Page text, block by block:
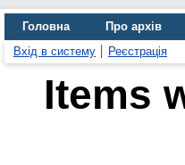
Головна Про архів
Вхід в систему
Реєстрація
Items